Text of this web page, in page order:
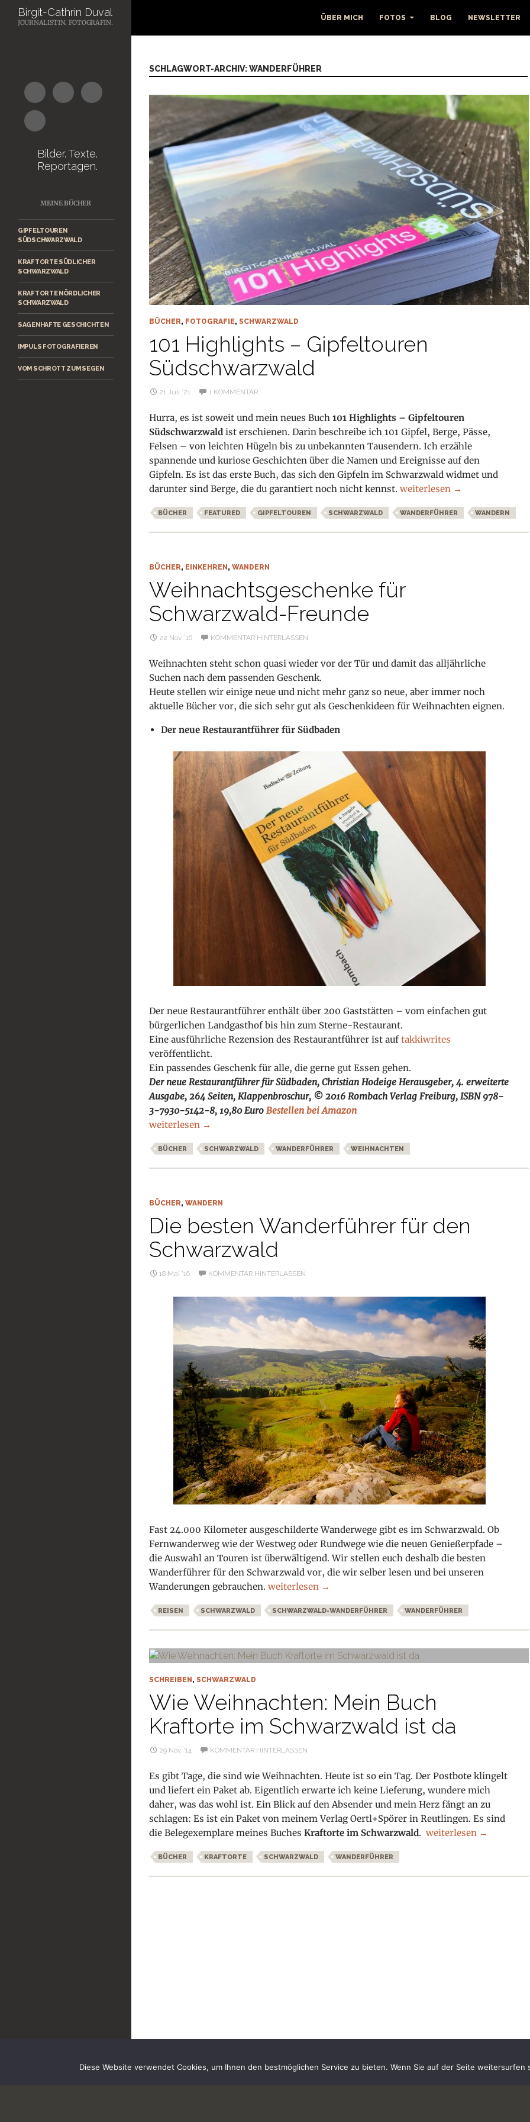
Suchen
ÜBER MICH FOTOS BLOG NEWSLETTER
SCHLAGWORT-ARCHIV: WANDERFÜHRER
BÜCHER, FOTOGRAFIE, SCHWARZWALD
101 Highlights – Gipfeltouren
Südschwarzwald
21 Juli ’21 1 KOMMENTAR
Hurra, es ist soweit und mein neues Buch 101 Highlights – Gipfeltouren
Südschwarzwald ist erschienen. Darin beschreibe ich 101 Gipfel, Berge, Pässe,
Felsen – von leichten Hügeln bis zu unbekannten Tausendern. Ich erzähle
spannende und kuriose Geschichten über die Namen und Ereignisse auf den
Gipfeln. Es ist das erste Buch, das sich den Gipfeln im Schwarzwald widmet und
darunter sind Berge, die du garantiert noch nicht kennst. 101 Highlights – Gipfeltouren
weiterlesen →
BÜCHER FEATURED GIPFELTOUREN SCHWARZWALD WANDERFÜHRER WANDERN
BÜCHER, EINKEHREN , WANDERN
Weihnachtsgeschenke für
Schwarzwald-Freunde
22 Nov. ’16 KOMMENTAR HINTERLASSEN
Weihnachten steht schon quasi wieder vor der Tür und damit das alljährliche
Suchen nach dem passenden Geschenk.
Heute stellen wir einige neue und nicht mehr ganz so neue, aber immer noch
aktuelle Bücher vor, die sich sehr gut als Geschenkideen für Weihnachten eignen.
Der neue Restaurantführer für Südbaden
Der neue Restaurantführer enthält über 200 Gaststätten – vom einfachen gut
bürgerlichen Landgasthof bis hin zum Sterne-Restaurant.
Eine ausführliche Rezension des Restaurantführer ist auftakkiwrites
veröffentlicht.
Ein passendes Geschenk für alle, die gerne gut Essen gehen.
Der neue Restaurantführer für Südbaden, Christian Hodeige Herausgeber, 4. erweiterte
Ausgabe, 264 Seiten, Klappenbroschur, © 2016 Rombach Verlag Freiburg, ISBN 978-
3-7930-5142-8, 19,80 Euro Bestellen bei Amazon
Weihnachtsgeschenke für Schwarzwald-Freunde
weiterlesen →
BÜCHER SCHWARZWALD WANDERFÜHRER WEIHNACHTEN
BÜCHER, WANDERN
Die besten Wanderführer für den
Schwarzwald
18 Mai ’16 KOMMENTAR HINTERLASSEN
Fast 24.000 Kilometer ausgeschilderte Wanderwege gibt es im Schwarzwald. Ob
Fernwanderweg wie der Westweg oder Rundwege wie die neuen Genießerpfade –
die Auswahl an Touren ist überwältigend. Wir stellen euch deshalb die besten
Wanderführer für den Schwarzwald vor, die wir selber lesen und bei unseren
Wanderungen gebrauchen. Die besten Wanderführer für den Schwarzwald
weiterlesen →
REISEN SCHWARZWALD SCHWARZWALD-WANDERFÜHRER WANDERFÜHRER
SCHREIBEN , SCHWARZWALD
Wie Weihnachten: Mein Buch
Kraftorte im Schwarzwald ist da
29 Nov. ’14 KOMMENTAR HINTERLASSEN
Es gibt Tage, die sind wie Weihnachten. Heute ist so ein Tag. Der Postbote klingelt
und liefert ein Paket ab. Eigentlich erwarte ich keine Lieferung, wundere mich
daher, was das wohl ist. Ein Blick auf den Absender und mein Herz fängt an zu
schlagen: Es ist ein Paket von meinem Verlag Oertl+Spörer in Reutlingen. Es sind
die Belegexemplare meines Buches Kraftorte im Schwarzwald. Wie Weihnachten:
weiterlesen →
BÜCHER KRAFTORTE SCHWARZWALD WANDERFÜHRER
Birgit-Cathrin Duval
JOURNALISTIN. FOTOGRAFIN.
Bilder. Texte.
Reportagen.
MEINE BÜCHER
GIPFELTOUREN
SÜDSCHWARZWALD
KRAFTORTE SÜDLICHER
SCHWARZWALD
KRAFTORTE NÖRDLICHER
SCHWARZWALD
SAGENHAFTE GESCHICHTEN
IMPULS FOTOGRAFIEREN
VOM SCHROTT ZUM SEGEN
Diese Website verwendet Cookies, um Ihnen den bestmöglichen Service zu bieten. Wenn Sie auf der Seite weitersurfen